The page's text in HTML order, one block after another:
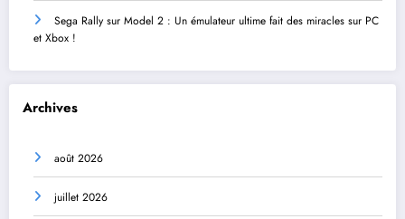
Sega Rally sur Model 2 : Un émulateur ultime fait des miracles sur PC
et Xbox !
Archives
août 2026
juillet 2026